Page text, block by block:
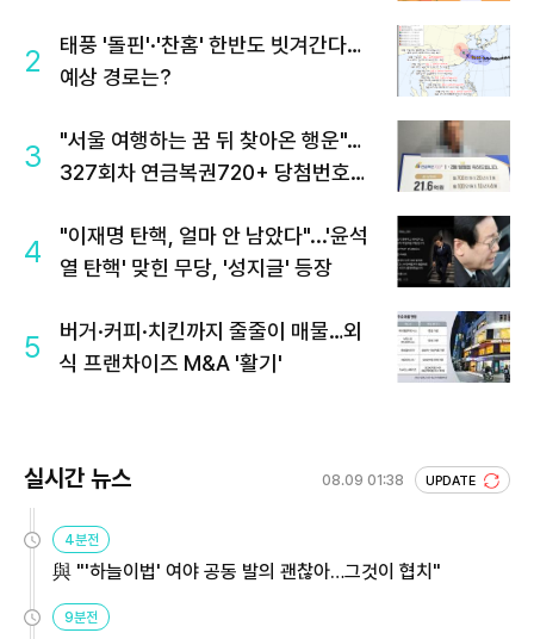
2
태풍 '돌핀'·'찬홈' 한반도 빗겨간다…
예상 경로는?
3
"서울 여행하는 꿈 뒤 찾아온 행운"…
327회차 연금복권720+ 당첨번호조
4
"이재명 탄핵, 얼마 안 남았다"...'윤석
열 탄핵' 맞힌 무당, '성지글' 등장
5
버거·커피·치킨까지 줄줄이 매물…외
식 프랜차이즈 M&A '활기'
실시간 뉴스 08.09 01:38 UPDATE
4분전
與 "'하늘이법' 여야 공동 발의 괜찮아…그것이 협치"
9분전